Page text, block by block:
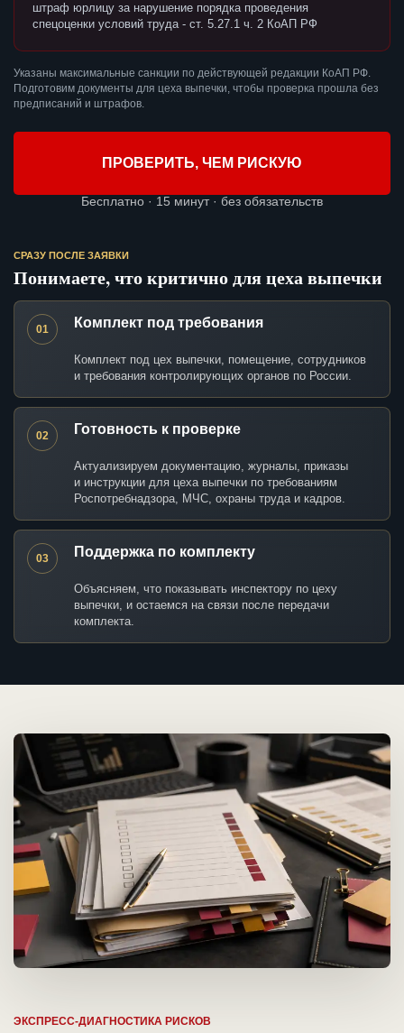
штраф юрлицу за нарушение порядка проведения
спецоценки условий труда - ст. 5.27.1 ч. 2 КоАП РФ
Указаны максимальные санкции по действующей редакции КоАП РФ.
Подготовим документы для цеха выпечки, чтобы проверка прошла без
предписаний и штрафов.
ПРОВЕРИТЬ, ЧЕМ РИСКУЮ
Бесплатно · 15 минут · без обязательств
СРАЗУ ПОСЛЕ ЗАЯВКИ
Понимаете, что критично для цеха выпечки
01 Комплект под требования
Комплект под цех выпечки, помещение, сотрудников
и требования контролирующих органов по России.
02 Готовность к проверке
Актуализируем документацию, журналы, приказы
и инструкции для цеха выпечки по требованиям
Роспотребнадзора, МЧС, охраны труда и кадров.
03 Поддержка по комплекту
Объясняем, что показывать инспектору по цеху
выпечки, и остаемся на связи после передачи
комплекта.
ЭКСПРЕСС-ДИАГНОСТИКА РИСКОВ